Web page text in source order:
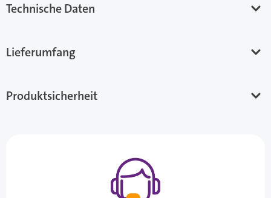
Technische Daten
Lieferumfang
Produktsicherheit